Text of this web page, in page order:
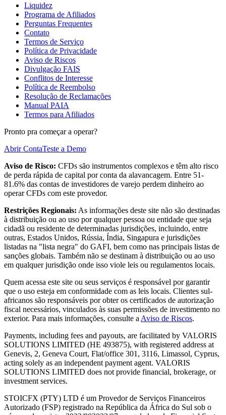
Liquidez
Programa de Afiliados
Perguntas Frequentes
Contato
Termos de Serviço
Política de Privacidade
Aviso de Riscos
Divulgação FAIS
Conflitos de Interesse
Política de Reembolso
Resolução de Reclamações
Manual PAIA
Termos para Afiliados
Pronto pra começar a operar?
Abrir ContaTeste a Demo
Aviso de Risco: CFDs são instrumentos complexos e têm alto risco
de perda rápida de capital por conta da alavancagem. Entre 51-
81.6% das contas de investidores de varejo perdem dinheiro ao
operar CFDs com este provedor.
Restrições Regionais: As informações deste site não são destinadas
à distribuição ou ao uso por qualquer pessoa ou entidade que seja
cidadã ou residente de determinadas jurisdições, incluindo, entre
outras, Estados Unidos, Rússia, Índia, Singapura e jurisdições
listadas na "lista negra" do GAFI, bem como nas principais listas de
sanções globais. Também não se destinam à distribuição ou ao uso
em qualquer jurisdição onde isso viole leis ou regulamentos locais.
Quem acessa este site ou seus serviços é responsável por garantir
que o uso esteja em conformidade com as leis locais. Clientes sul-
africanos são responsáveis por obter os certificados de autorização
fiscal necessários, vinculados às suas permissões de investimento no
exterior. Para mais informações, consulte a Aviso de Riscos.
Payments, including fees and payouts, are facilitated by VALORIS
SOLUTIONS LIMITED (HE 493875), with registered address at
Genevis, 2, Geneva Court, Flat/office 301, 3116, Limassol, Cyprus,
acting solely as an independent payment agent. VALORIS
SOLUTIONS LIMITED does not provide financial, brokerage, or
investment services.
STOICFX (PTY) LTD é um Provedor de Serviços Financeiros
Autorizado (FSP) registrado na República da África do Sul sob o